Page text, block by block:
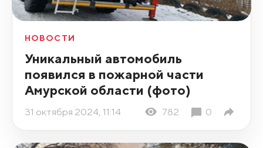
НОВОСТИ
Уникальный автомобиль
появился в пожарной части
Амурской области (фото)
31 октября 2024, 11:14 782 0